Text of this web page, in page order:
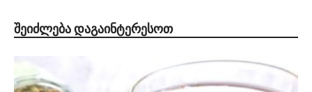
ᲨᲔᲘᲫᲚᲔᲑᲐ ᲓᲐᲒᲐᲘᲜᲢᲔᲠᲔᲡᲝᲗ